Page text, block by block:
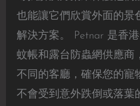
也能讓它們欣賞外面的景
解決方案。 Petnar 是香
蚊帳和露台防蟲網供應商
不同的客廳，確保您的寵
不會受到意外跌倒或落葉